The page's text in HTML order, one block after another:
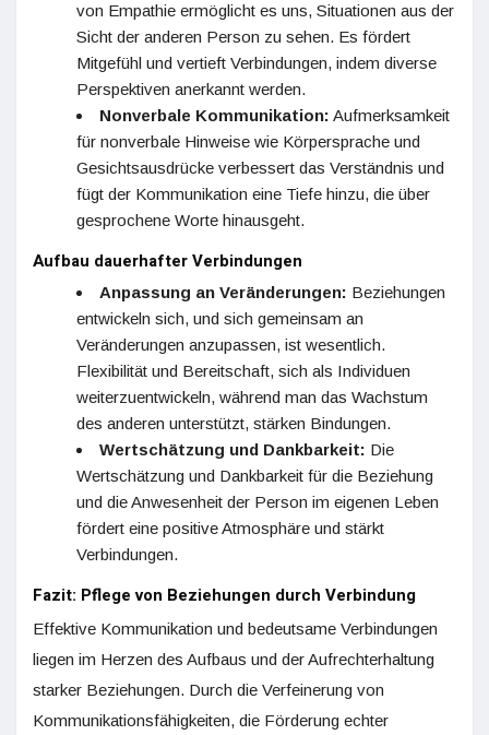
von Empathie ermöglicht es uns, Situationen aus der
Sicht der anderen Person zu sehen. Es fördert
Mitgefühl und vertieft Verbindungen, indem diverse
Perspektiven anerkannt werden.
Nonverbale Kommunikation: Aufmerksamkeit
für nonverbale Hinweise wie Körpersprache und
Gesichtsausdrücke verbessert das Verständnis und
fügt der Kommunikation eine Tiefe hinzu, die über
gesprochene Worte hinausgeht.
Aufbau dauerhafter Verbindungen
Anpassung an Veränderungen: Beziehungen
entwickeln sich, und sich gemeinsam an
Veränderungen anzupassen, ist wesentlich.
Flexibilität und Bereitschaft, sich als Individuen
weiterzuentwickeln, während man das Wachstum
des anderen unterstützt, stärken Bindungen.
Wertschätzung und Dankbarkeit: Die
Wertschätzung und Dankbarkeit für die Beziehung
und die Anwesenheit der Person im eigenen Leben
fördert eine positive Atmosphäre und stärkt
Verbindungen.
Fazit: Pflege von Beziehungen durch Verbindung
Effektive Kommunikation und bedeutsame Verbindungen
liegen im Herzen des Aufbaus und der Aufrechterhaltung
starker Beziehungen. Durch die Verfeinerung von
Kommunikationsfähigkeiten, die Förderung echter